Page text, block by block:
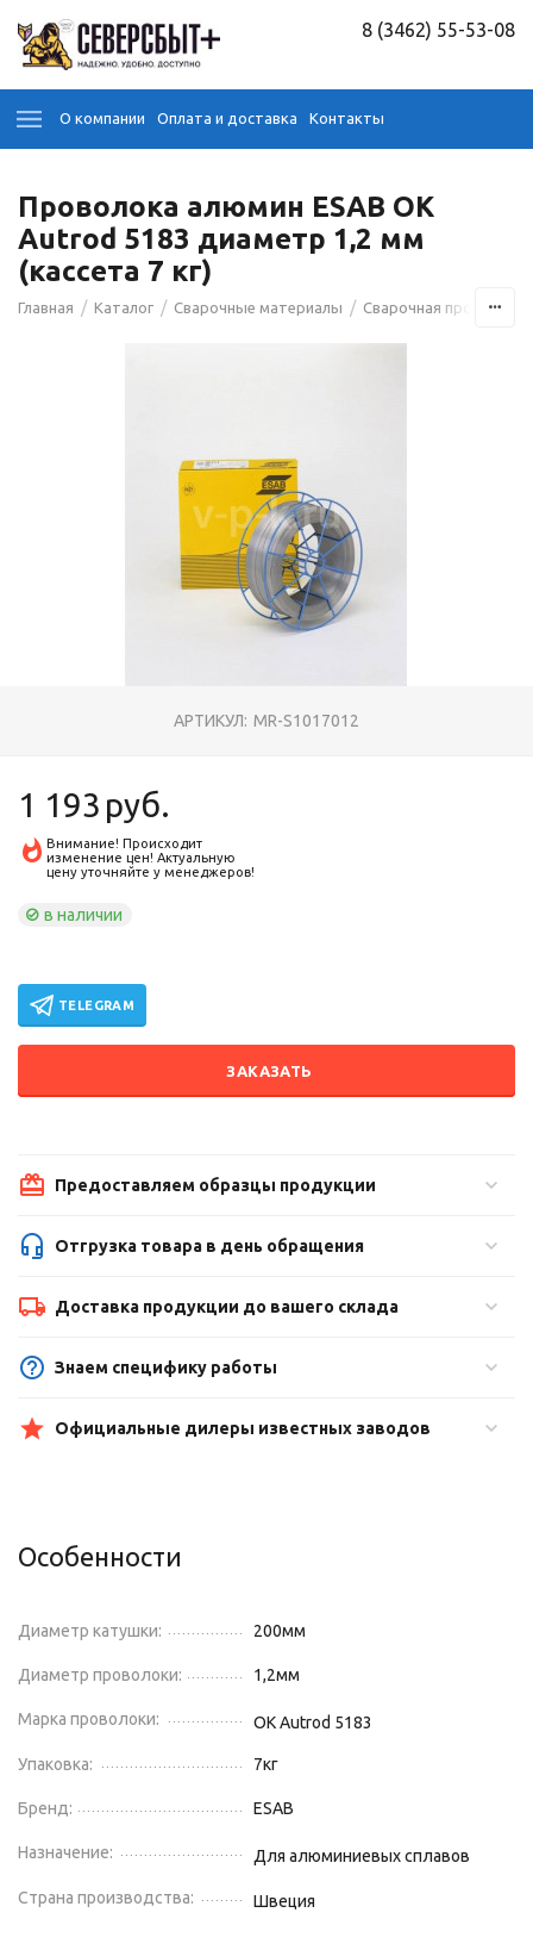
8 (3462) 55-53-08
О компании Оплата и доставка Контакты
Проволока алюмин ESAB OK
Autrod 5183 диаметр 1,2 мм
(кассета 7 кг)
Главная / Каталог / Сварочные материалы / Сварочная проволока
АРТИКУЛ: MR-S1017012
1 193 руб.
Внимание! Происходит
изменение цен! Актуальную
цену уточняйте у менеджеров!
в наличии
TELEGRAM
ЗАКАЗАТЬ
Предоставляем образцы продукции
Отгрузка товара в день обращения
Доставка продукции до вашего склада
Знаем специфику работы
Официальные дилеры известных заводов
Особенности
Диаметр катушки: 200мм
Диаметр проволоки: 1,2мм
Марка проволоки: OK Autrod 5183
Упаковка: 7кг
Бренд: ESAB
Назначение: Для алюминиевых сплавов
Страна производства: Швеция